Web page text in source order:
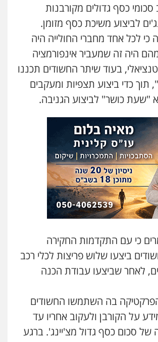
עו"ד שאדי נאטור
פלילי פשיעה חמורה מעצרים וחקירות
0509230800
גיל דביר – משרד עורכי דין
פלילי פשיעה כלכלית צווארון לבן
0506217771
עו"ד תמיר סולומון
פלילי כלכלי מיסים הלבנת הון
0528758840
עו"ד משה פלמור
פלילי כלכלי צווארון לבן עורכי דין לענייני
אסירים
0549732303
עו"ד אלינור מתיתיה
פלילי תעבורה צבאי משפחה
0526577766
סלימאן אבו שעירה – משרד עורכי דין
פלילי בטחוני צבאי נזיקין
0547780927
כסף גדולים מקורבנות
לביצוע משיכת כסף מזומן.
לכל אחד מחברי החולייה היה
היה זה שמעביר אינפורמציה
בעוד שיתר החשודים תכננו
כדי ביצוע תצפיות ומעקבים
"שעת כושר" לביצוע הגניבה.
כי עם התקדמות החקירה
ביצעו שלוש פריצות לכלי רכב
לאחר שביצעו עבודת הכנה
בה השתמשו החשודים
על הקורבן ולעקוב אחריו עד
של סכום כסף גדול מצ'יינג'. ברגע